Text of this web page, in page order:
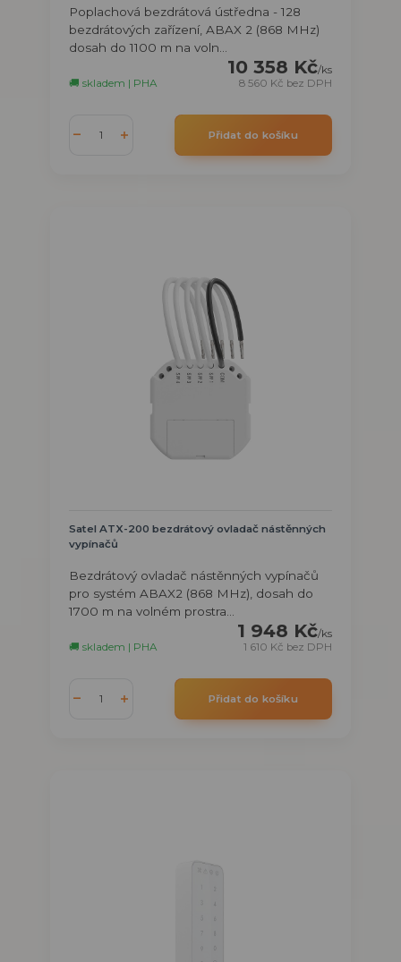
Poplachová bezdrátová ústředna - 128
bezdrátových zařízení, ABAX 2 (868 MHz)
dosah do 1100 m na voln...
10 358 Kč/ks
8 560 Kč bez DPH
🚚 skladem | PHA
Přidat do košíku
Satel ATX-200 bezdrátový ovladač nástěnných
vypínačů
Bezdrátový ovladač nástěnných vypínačů
pro systém ABAX2 (868 MHz), dosah do
1700 m na volném prostra...
1 948 Kč/ks
1 610 Kč bez DPH
🚚 skladem | PHA
Přidat do košíku